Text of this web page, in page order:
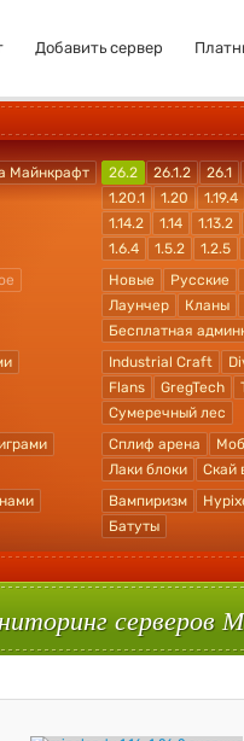
Добавить сервер
Майнкрафт 26.2 26.1.2 26.1
1.20.1
1.20 1.19.4
1.14.2
1.14 1.13.2
1.6.4
1.5.2 1.2.5
Новые Русские
Лаунчер
Кланы
Бесплатная
Industrial Craft
Flans
GregTech
Сумеречный лес
Сплиф арена
Лаки блоки
Скай
Вампиризм
Батуты
серверов